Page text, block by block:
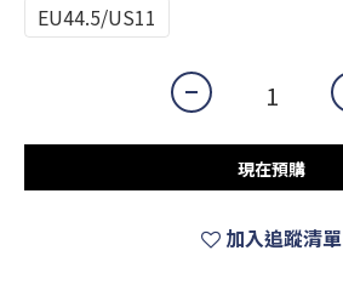
EU44.5/US11
現在預購
加入追蹤清單